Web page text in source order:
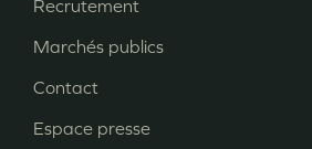
de
page
Recrutement
Marchés publics
Contact
Espace presse